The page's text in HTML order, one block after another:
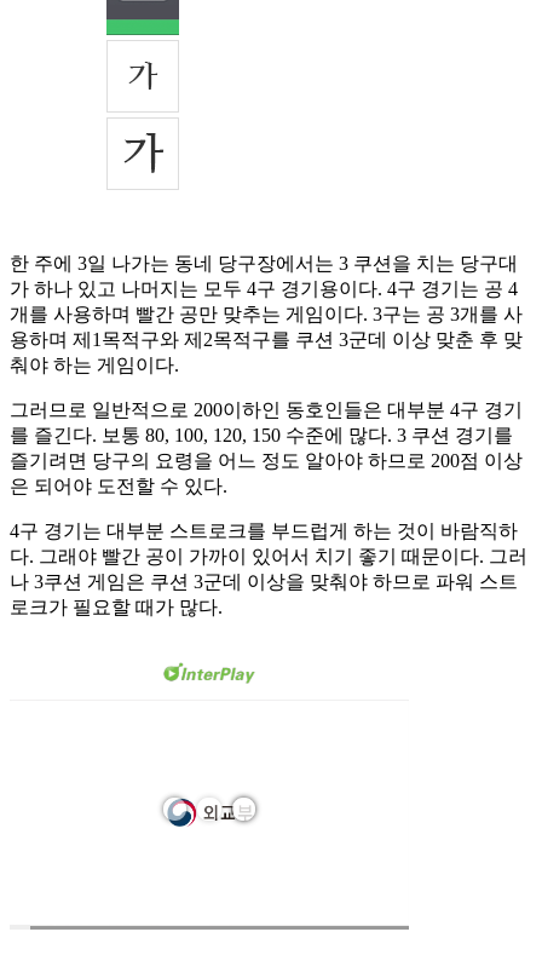
한 주에 3일 나가는 동네 당구장에서는 3 쿠션을 치는 당구대
가 하나 있고 나머지는 모두 4구 경기용이다. 4구 경기는 공 4
개를 사용하며 빨간 공만 맞추는 게임이다. 3구는 공 3개를 사
용하며 제1목적구와 제2목적구를 쿠션 3군데 이상 맞춘 후 맞
춰야 하는 게임이다.
그러므로 일반적으로 200이하인 동호인들은 대부분 4구 경기
를 즐긴다. 보통 80, 100, 120, 150 수준에 많다. 3 쿠션 경기를
즐기려면 당구의 요령을 어느 정도 알아야 하므로 200점 이상
은 되어야 도전할 수 있다.
4구 경기는 대부분 스트로크를 부드럽게 하는 것이 바람직하
다. 그래야 빨간 공이 가까이 있어서 치기 좋기 때문이다. 그러
나 3쿠션 게임은 쿠션 3군데 이상을 맞춰야 하므로 파워 스트
로크가 필요할 때가 많다.